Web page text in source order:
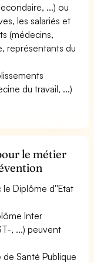
...) ou
les salariés et
(médecins,
représentants du
du travail, ...)
le métier
Diplôme d''Etat
Inter
, ...) peuvent
Santé Publique